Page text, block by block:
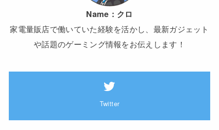
Name： クロ
家電量販店で働いていた経験を活かし、最新ガジェット
や話題のゲーミング情報をお伝えします！
Twitter